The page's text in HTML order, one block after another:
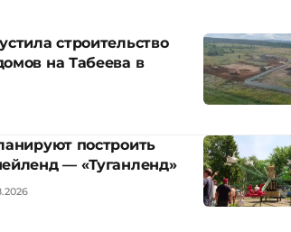
строительство
на Табеева в
построить
— «Туганленд»